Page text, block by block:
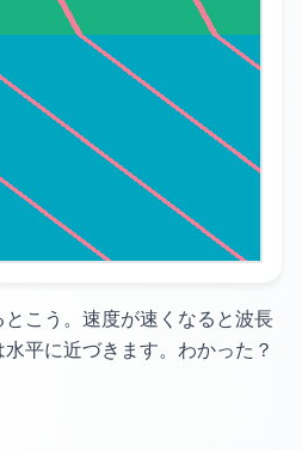
こう。 速度が速くなると波長
平に近づきます。 わかった？